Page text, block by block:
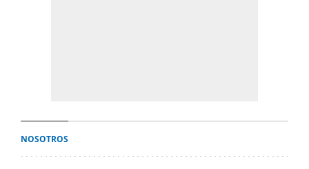
NOSOTROS